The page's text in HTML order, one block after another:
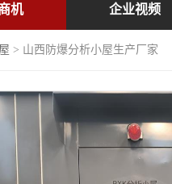
机 企业视频
> 山西防爆分析小屋生产厂家